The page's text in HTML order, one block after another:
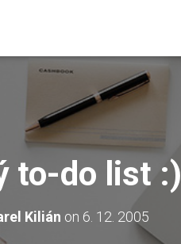
to-do list :)
Kilián on 6. 12. 2005